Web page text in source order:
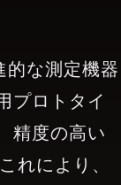
な測定機器
プロトタイ
精度の高い
れにより、